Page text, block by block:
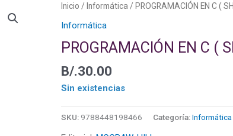
Inicio / Informática / PROGRAMACIÓN EN C (
Informática
PROGRAMACIÓN EN C (
B/.30.00
Sin existencias
SKU: 9788448198466 Categoría:Informática